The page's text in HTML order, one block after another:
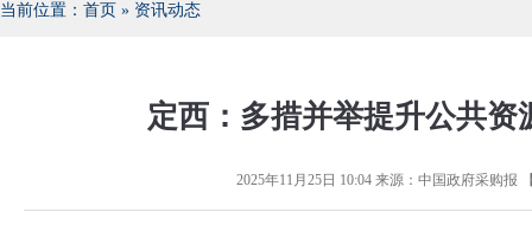
当前位置： 首页 » 资讯动态
定西：多措并举提升公共资
2025年11月25日 10:04来源： 中国政府采购报